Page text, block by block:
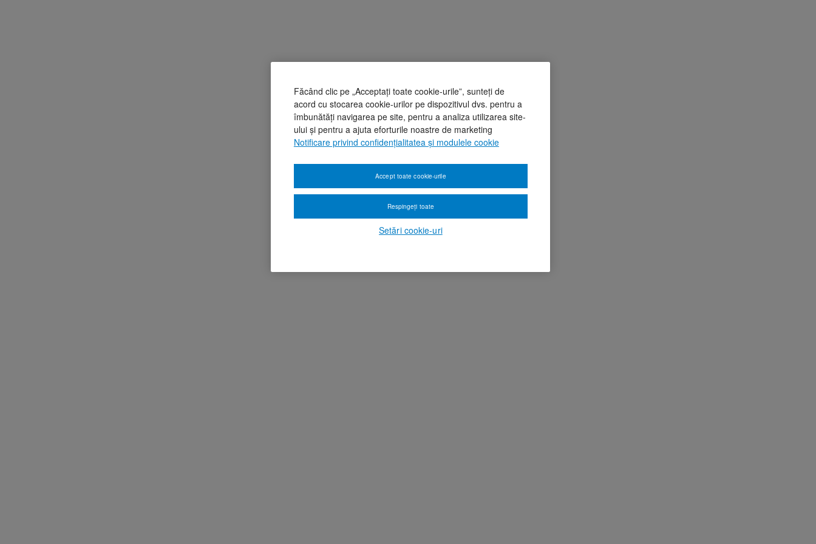
Făcând clic pe „Acceptați toate cookie-urile”, sunteți de
acord cu stocarea cookie-urilor pe dispozitivul dvs. pentru a
îmbunătăți navigarea pe site, pentru a analiza utilizarea site-
ului și pentru a ajuta eforturile noastre de marketing
Notificare privind confidențialitatea și modulele cookie
Setări cookie-uri
Respingeți toate
Accept toate cookie-urile